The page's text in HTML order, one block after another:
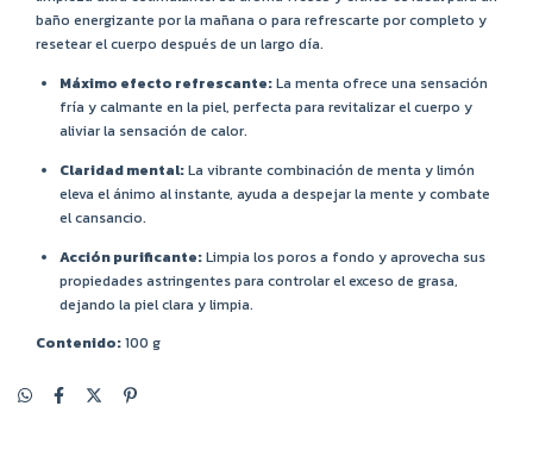
baño energizante por la mañana o para refrescarte por completo y
resetear el cuerpo después de un largo día.
Máximo efecto refrescante:La menta ofrece una sensación
fría y calmante en la piel, perfecta para revitalizar el cuerpo y
aliviar la sensación de calor.
Claridad mental:La vibrante combinación de menta y limón
eleva el ánimo al instante, ayuda a despejar la mente y combate
el cansancio.
Acción purificante:Limpia los poros a fondo y aprovecha sus
propiedades astringentes para controlar el exceso de grasa,
dejando la piel clara y limpia.
Contenido:100 g